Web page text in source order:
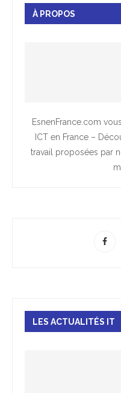
À PROPOS
EsnenFrance.com
ICT en France –
travail proposées par
LES ACTUALITÉS IT